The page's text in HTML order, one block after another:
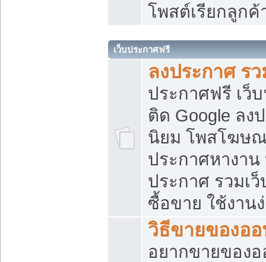
โพสต์เรียกลูกค้
เว็บประกาศฟรี
ลงประกาศ ร
ประกาศฟรี เว็
ติด Google ลง
นิยม โพสโฆษ
ประกาศหางาน
ประกาศ รวมเ
ซื้อขาย ใช้งาน
วิธีขายของอ
อยากขายของ